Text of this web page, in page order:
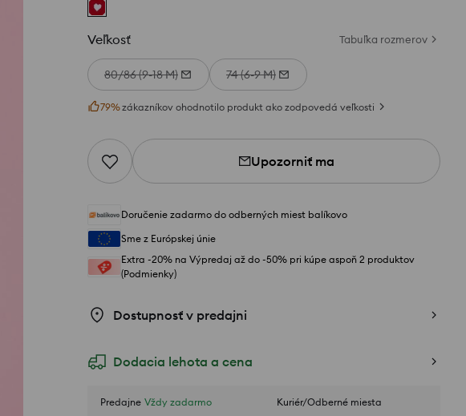
Veľkosť Tabuľka rozmerov
80/86 (9-18 M) 74 (6-9 M)
79%zákazníkov ohodnotilo produkt ako zodpovedá veľkosti
Upozorniť ma
Doručenie zadarmo do odberných miest balíkovo
Sme z Európskej únie
Extra -20% na Výpredaj až do -50% pri kúpe aspoň 2 produktov
(Podmienky)
Dostupnosť v predajni
Dodacia lehota a cena
Predajne Vždy zadarmo
Kuriér/Odberné miesta